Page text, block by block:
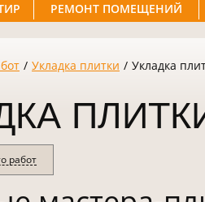
РЕМОНТ ПОМЕЩЕНИЙ
/ Укладка плитки / Укладка
работ